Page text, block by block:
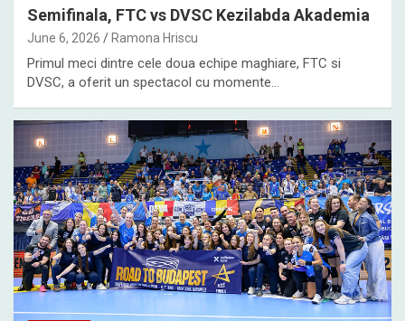
Semifinala, FTC vs DVSC Kezilabda Akademia
June 6, 2026 Ramona Hriscu
Primul meci dintre cele doua echipe maghiare, FTC si
DVSC, a oferit un spectacol cu momente…